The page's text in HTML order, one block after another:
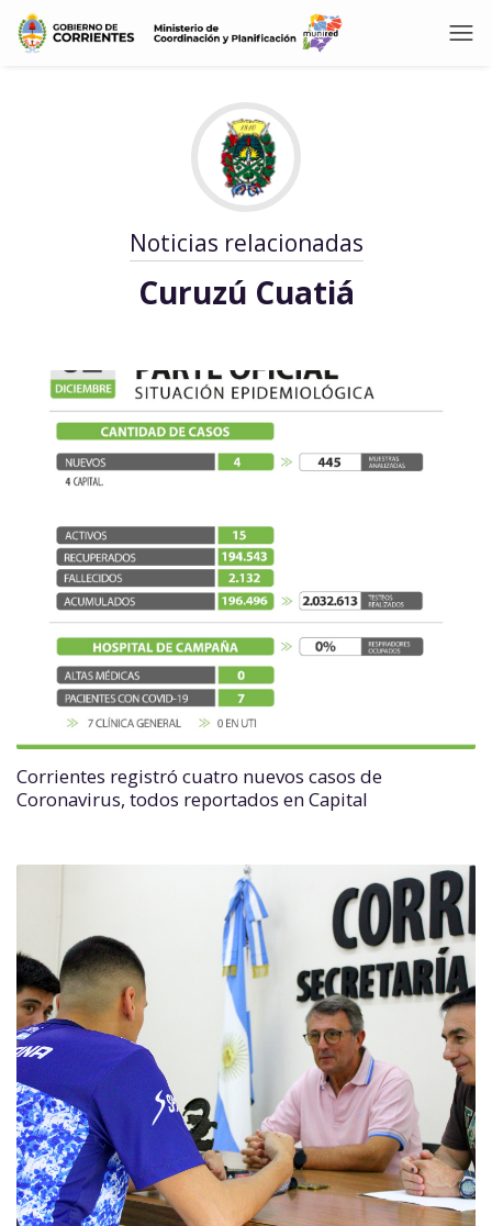
Noticias relacionadas
Curuzú Cuatiá
Corrientes registró cuatro nuevos casos de
Coronavirus, todos reportados en Capital